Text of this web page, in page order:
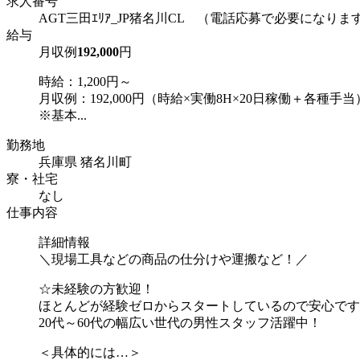
AGT三田ｴﾘｱ_JP猪名川CL （電話応募で必要になりま
給与
月収例 192,000円
時給：1,200円～
月収例：192,000円（時給×実働8H×20日稼働＋各種手当
※基本...
勤務地
兵庫県 猪名川町
寮・社宅
なし
仕事内容
詳細情報
＼現場工具などの商品の仕分けや運搬など！／
☆未経験の方歓迎！
ほとんどが経験ゼロからスタートしているので安心です
20代～60代の幅広い世代の男性スタッフ活躍中！
＜具体的には…＞